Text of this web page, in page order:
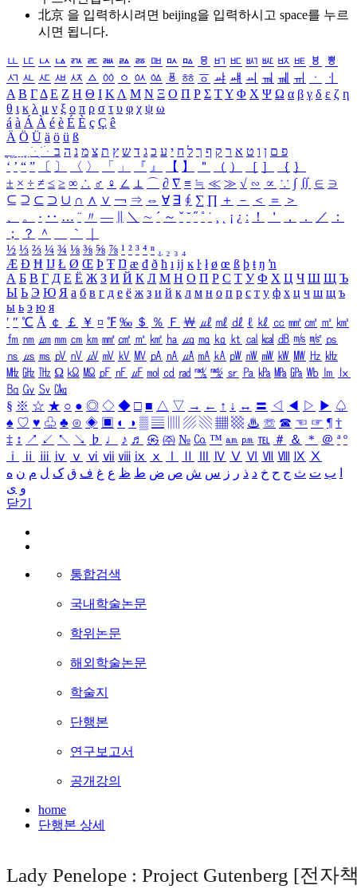
北京 을 입력하시려면 beijing을 입력하시고 space를 누르
시면 됩니다.
ㅥ ㅦ ㅧ ㅨ ㅩ ㅪ ㅫ ㅬ ㅭ ㅮ ㅯ ㅰ ㅱ ㅲ ㅳ ㅴ ㅵ ㅶ ㅷ ㅸ
ㅹ
ㅺ ㅻ ㅼ ㅽ ㅾ ㅿ ㆀ ㆁ ㆂ ㆃ ㆄ ㆅ ㆆ ㆇ ㆈ ㆉ ㆊ ㆋ ㆌ ㆍ
ㆎ
Α Β ΓΔ Ε Ζ Η Θ Ι ΚΛ Μ Ν Ξ Ο Π Ρ Σ ΤΥ Φ Χ Ψ Ω α β γ δ ε ζ η
θ ι κ λ μ ν ξ ο π ρ σ τ υ φ χ ψ ω
á à Á À é è É È ç Ç ê
Ä Ö Ü ä ö ü ß
ִֶֹ ֻּ ׁׂ פ ם ן ו ט א ר ק ף ך ל ח י ע כ ג ד ש ץ ת צ מ נ ה ב
‘ ’ “ ” 〔 〕 〈 〉 「 」 『 』 【 】 ＂ （ ） ［ ］ ｛ ｝
± × ÷ ≠ ≤ ≥ ∞ ∴ ♂ ♀ ∠ ⊥ ⌒ ∂ ∇ ≡ ≒ ≪ ≫ √ ∽ ∝ ∵ ∫ ∬ ∈ ∋
⊆ ⊇ ⊂ ⊃ ∪ ∩ ∧ ∨ ￢ ⇒ ⇔ ∀ ∃ ∮ ∑ ∏ ＋ － ＜ ＝
＞
、
。 · ‥ … ¨ 〃 ― ＼ ∼ ´ ～ ˇ ˘ ˝ ˚ ˙ ¸ ¡ ¿ ː ！ ＇ ， ． ／
：
；
？ ＾ ｀
½ ⅓ ⅔ ¼ ¾ ⅛ ⅜ ⅝ ⅞ ¹ ² ³ ⁴ ⁿ ₁ ₂ ₃ ₄
Æ Ð Ħ Ĳ Ł Ø Œ Þ Ŧ Ŋ æ đ ð ħ ı ĳ ĸ ŀ ł ø œ ß þ ŧ ŋ ŉ
А Б В Г Д Е Ё Ж З И Й К Л М Н О П Р С Т У Ф Х Ц Ч Ш Щ Ъ
Ы Ь Э Ю Я а б в г д е ё ж з и й к л м н о п р с т у ф х ц ч ш щ ъ
ы ь э ю я
′ ″ ℃ Å ￠ ￡ ￥ ¤ ℉ ‰ ＄ ％ Ｆ ￦ ㎕ ㎖ ㎗ ℓ ㎘ ㏄ ㎣ ㎤ ㎥ ㎦
㎙ ㎚ ㎛ ㎜ ㎝ ㎞ ㎟ ㎠ ㎡ ㎢ ㏊ ㎍ ㎎ ㎏ ㏏ ㎈ ㎉ ㏈ ㎧ ㎨ ㎰
㎱ ㎲ ㎳ ㎴ ㎵ ㎶ ㎷ ㎸ ㎹ ㎀ ㎁ ㎂ ㎃ ㎄ ㎺ ㎻ ㎽ ㎾ ㎿ ㎐ ㎑
㎒ ㎓ ㎔ Ω ㏀ ㏁ ㎊ ㎋ ㎌ ㏖ ㏅ ㎭ ㎮ ㎯ ㏛ ㎩ ㎪ ㎫ ㎬ ㏝ ㏐
㏓
㏃ ㏉ ㏜ ㏆
§ ※ ☆ ★ ○ ● ◎ ◇ ◆ □ ■ △ ▽ → ← ↑ ↓ ↔ 〓 ◁ ◀ ▷ ▶ ♤
♠ ♡ ♥ ♧ ♣ ⊙ ◈ ▣ ◐ ◑ ▒ ▤ ▨ ▧ ▦ ▩ ♨ ☏ ☎ ☜ ☞ ¶ †
‡ ↕ ↗ ↙ ↖ ↘ ♭ ♩ ♪ ♬ ㉿ ㈜ № ㏇ ™ ㏂ ㏘ ℡ ＃ ＆ ＊ ＠ ª º
ⅰ
ⅱ ⅲ ⅳ ⅴ ⅵ ⅶ ⅷ ⅸ ⅹ Ⅳ Ⅴ Ⅵ Ⅶ Ⅷ Ⅸ Ⅹ
ب ت ث ج ح خ د ذ ر ز س ش ص ض ط ظ ع غ ف ق ک ل م ن ه
و ی
닫기
통합검색
국내학술논문
학위논문
해외학술논문
학술지
단행본
연구보고서
공개강의
home
단행본 상세
Lady Penelope : Project Gutenberg [전자